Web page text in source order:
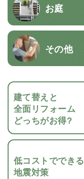
お庭
その他
建て替えと
全面リフォーム
どっちがお得?
低コストでできる
地震対策